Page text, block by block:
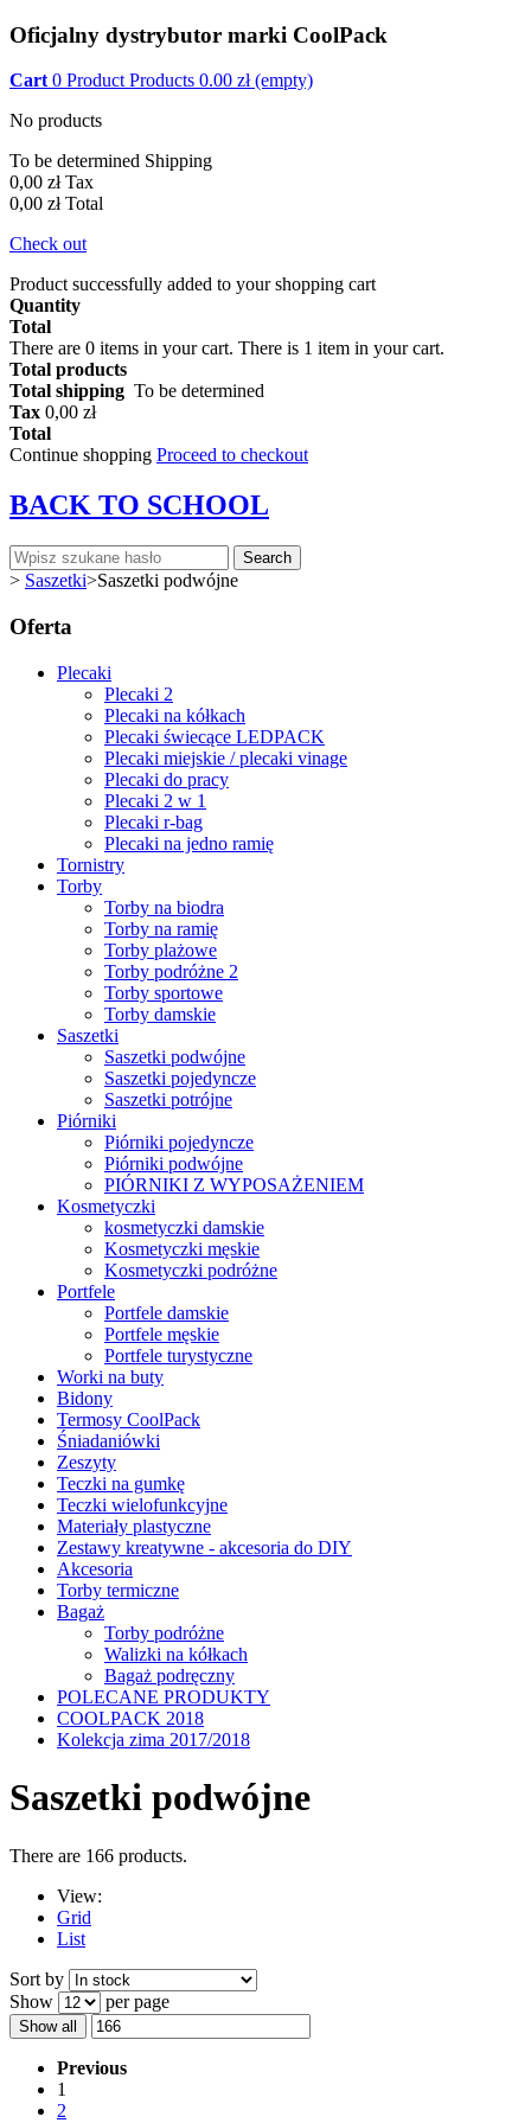
Oficjalny dystrybutor marki CoolPack
Cart 0 Product Products 0.00 zł (empty)
No products
To be determined Shipping
0,00 zł Tax
0,00 zł Total
Check out
Product successfully added to your shopping cart
Quantity
Total
There are 0 items in your cart. There is 1 item in your cart.
Total products
Total shipping To be determined
Tax 0,00 zł
Total
Continue shopping Proceed to checkout
BACK TO SCHOOL
Search
> Saszetki>Saszetki podwójne
Oferta
Plecaki
Plecaki 2
Plecaki na kółkach
Plecaki świecące LEDPACK
Plecaki miejskie / plecaki vinage
Plecaki do pracy
Plecaki 2 w 1
Plecaki r-bag
Plecaki na jedno ramię
Tornistry
Torby
Torby na biodra
Torby na ramię
Torby plażowe
Torby podróżne 2
Torby sportowe
Torby damskie
Saszetki
Saszetki podwójne
Saszetki pojedyncze
Saszetki potrójne
Piórniki
Piórniki pojedyncze
Piórniki podwójne
PIÓRNIKI Z WYPOSAŻENIEM
Kosmetyczki
kosmetyczki damskie
Kosmetyczki męskie
Kosmetyczki podróżne
Portfele
Portfele damskie
Portfele męskie
Portfele turystyczne
Worki na buty
Bidony
Termosy CoolPack
Śniadaniówki
Zeszyty
Teczki na gumkę
Teczki wielofunkcyjne
Materiały plastyczne
Zestawy kreatywne - akcesoria do DIY
Akcesoria
Torby termiczne
Bagaż
Torby podróżne
Walizki na kółkach
Bagaż podręczny
POLECANE PRODUKTY
COOLPACK 2018
Kolekcja zima 2017/2018
Saszetki podwójne
There are 166 products.
View:
Grid
List
Sort by
Show
per page
Show all
Previous
1
2